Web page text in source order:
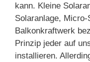
kann. Kleine
Solaranlage,
Balkonkraftwerk
Prinzip jeder auf
installieren.